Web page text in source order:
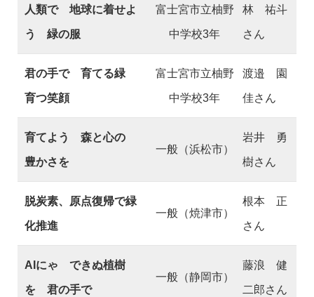
人類で 地球に着せよ
う 緑の服
富士宮市立柚野
中学校3年
林 祐斗
さん
君の手で 育てる緑
育つ笑顔
富士宮市立柚野
中学校3年
渡邉 園
佳さん
育てよう 森と心の
豊かさを
一般（浜松市）
岩井 勇
樹さん
脱炭素、原点復帰で緑
化推進
一般（焼津市）
根本 正
さん
AIにゃ できぬ植樹
を 君の手で
一般（静岡市）
藤浪 健
二郎さん